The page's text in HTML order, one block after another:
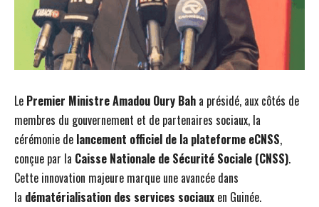
Le Premier Ministre Amadou Oury Bah a présidé, aux côtés de
membres du gouvernement et de partenaires sociaux, la
cérémonie de lancement officiel de la plateforme eCNSS,
conçue par la Caisse Nationale de Sécurité Sociale (CNSS).
Cette innovation majeure marque une avancée dans
la dématérialisation des services sociaux en Guinée.